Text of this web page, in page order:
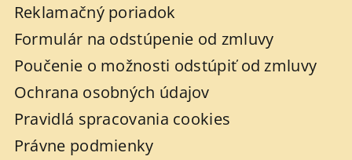
Reklamačný poriadok
Formulár na odstúpenie od zmluvy
Poučenie o možnosti odstúpiť od zmluvy
Ochrana osobných údajov
Pravidlá spracovania cookies
Právne podmienky